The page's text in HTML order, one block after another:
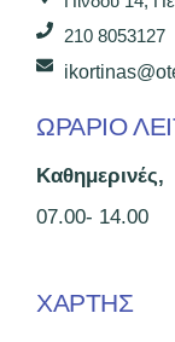
210 8053127
ΩΡΑΡΙΟ
Καθημερινές,
07.00- 14.00
ΧΑΡΤΗΣ